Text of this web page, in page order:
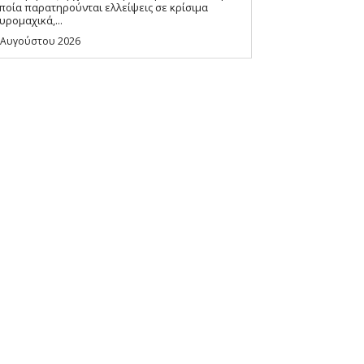
παρατηρούνται ελλείψεις σε κρίσιμα
2026